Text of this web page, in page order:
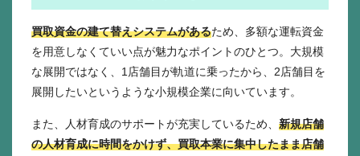
買取資金の建て替えシステムがあるため、多額な運転資金
を用意しなくていい点が魅力なポイントのひとつ。大規模
な展開ではなく、1店舗目が軌道に乗ったから、2店舗目を
展開したいというような小規模企業に向いています。
また、人材育成のサポートが充実しているため、 新規店舗
の人材育成に時間をかけず、買取本業に集中したまま店舗